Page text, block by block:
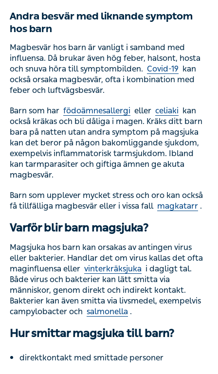
Andra besvär med liknande symptom
hos barn
Magbesvär hos barn är vanligt i samband med
influensa. Då brukar även hög feber, halsont, hosta
och snuva höra till symptombilden. Covid-19 kan
också orsaka magbesvär, ofta i kombination med
feber och luftvägsbesvär.
Barn som har födoämnesallergi eller celiaki kan
också kräkas och bli dåliga i magen. Kräks ditt barn
bara på natten utan andra symptom på magsjuka
kan det beror på någon bakomliggande sjukdom,
exempelvis inflammatorisk tarmsjukdom. Ibland
kan tarmparasiter och giftiga ämnen ge akuta
magbesvär.
Barn som upplever mycket stress och oro kan också
få tillfälliga magbesvär eller i vissa fall magkatarr .
Varför blir barn magsjuka?
Magsjuka hos barn kan orsakas av antingen virus
eller bakterier. Handlar det om virus kallas det ofta
maginfluensa eller vinterkräksjuka i dagligt tal.
Både virus och bakterier kan lätt smitta via
människor, genom direkt och indirekt kontakt.
Bakterier kan även smitta via livsmedel, exempelvis
campylobacter och salmonella .
Hur smittar magsjuka till barn?
direktkontakt med smittade personer